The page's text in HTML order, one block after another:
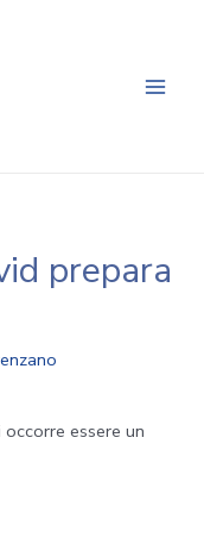
prepara
essere un